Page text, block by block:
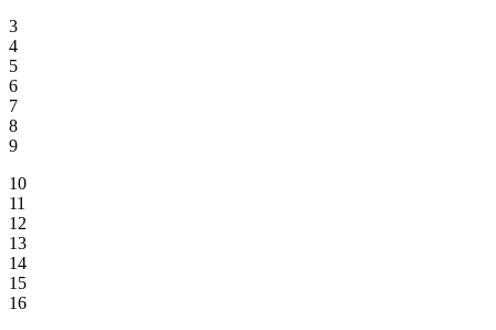
3
4
5
6
7
8
9
10
11
12
13
14
15
16